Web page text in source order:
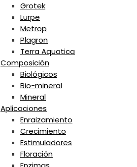
Grotek
Lurpe
Metrop
Plagron
Terra Aquatica
Composición
Biológicos
Bio-mineral
Mineral
Aplicaciones
Enraizamiento
Crecimiento
Estimuladores
Floración